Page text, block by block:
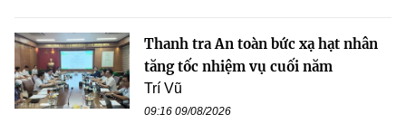
Thanh tra An toàn bức xạ hạt nhân
tăng tốc nhiệm vụ cuối năm
Trí Vũ
09:16 09/08/2026